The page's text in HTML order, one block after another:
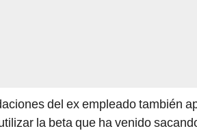
del ex empleado también
la beta que ha venido